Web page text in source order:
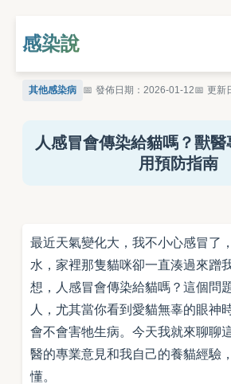
感染說
其他感染病 發佈日期：2026-01-12 更新
人感冒會傳染給貓嗎？獸
用預防指南
最近天氣變化大，我不小心感冒了
水，家裡那隻貓咪卻一直湊過來蹭
想，人感冒會傳染給貓嗎？這個問
人，尤其當你看到愛貓無辜的眼神
會不會害牠生病。今天我就來聊聊
醫的專業意見和我自己的養貓經驗
懂。